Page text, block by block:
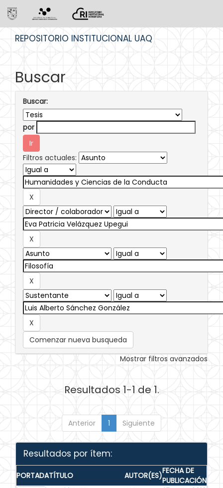
REPOSITORIO INSTITUCIONAL UAQ
Buscar
Buscar:
por
Filtros actuales:
Comenzar nueva busqueda
Mostrar filtros avanzados
Resultados 1-1 de 1.
Anterior 1 Siguiente
Resultados por ítem:
PORTADATÍTULO AUTOR(ES)FECHA DE
PUBLICACIÓN